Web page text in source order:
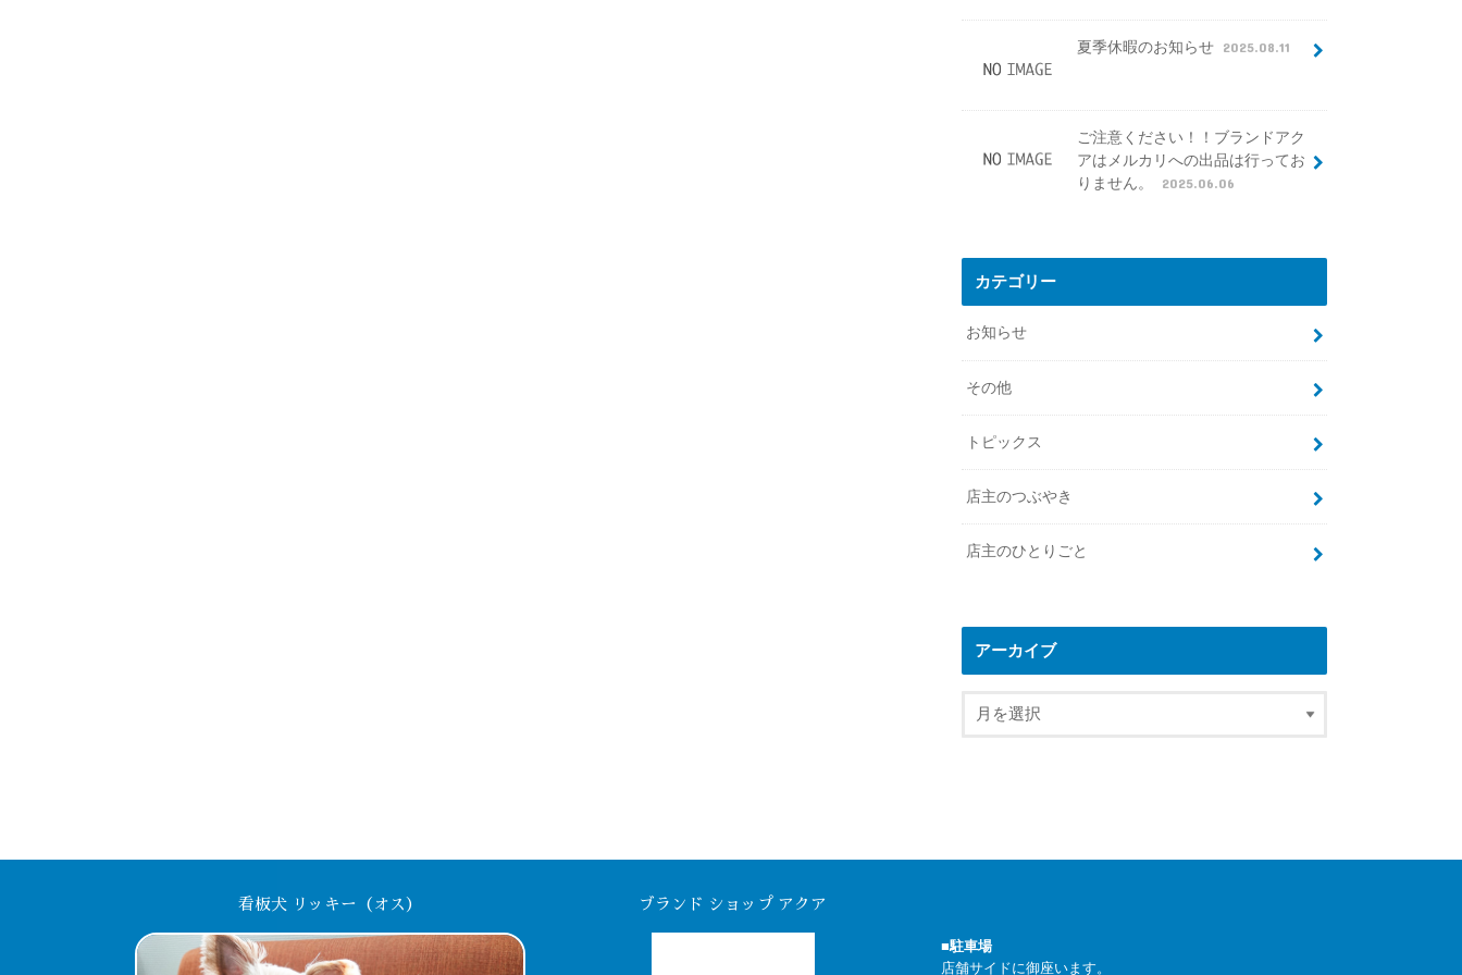
夏季休暇のお知らせ 2025.08.11
ご注意ください！！ブランドアク
アはメルカリへの出品は行ってお
りません。
2025.06.06
カテゴリー
お知らせ
その他
トピックス
店主のつぶやき
店主のひとりごと
アーカイブ
看板犬 リッキー（オス） ブランド ショップ アクア
■駐車場
店舗サイドに御座います。